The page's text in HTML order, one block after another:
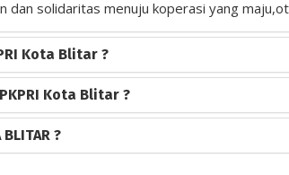
dan solidaritas menuju koperasi yang
Kota Blitar ?
Kota Blitar ?
?